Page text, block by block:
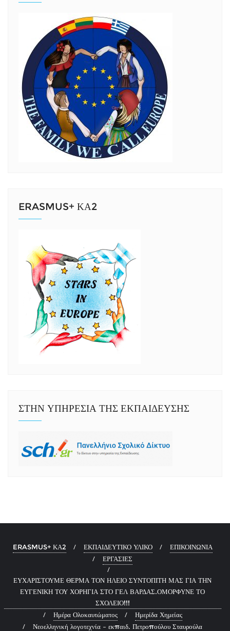
ERASMUS+ ΚΑ2
ΣΤΗΝ ΥΠΗΡΕΣΙΑ ΤΗΣ ΕΚΠΑΙΔΕΥΣΗΣ
ERASMUS+ ΚΑ2 ΕΚΠΑΙΔΕΥΤΙΚΟ ΥΛΙΚΟ
ΕΠΙΚΟΙΝΩΝΙΑ
ΕΡΓΑΣΙΕΣ
ΕΥΧΑΡΙΣΤΟΥΜΕ ΘΕΡΜΑ ΤΟΝ ΗΛΕΙΟ ΣΥΝΤΟΠΙΤΗ ΜΑΣ ΓΙΑ ΤΗΝ
ΕΥΓΕΝΙΚΗ ΤΟΥ ΧΟΡΗΓΙΑ ΣΤΟ ΓΕΛ ΒΑΡΔΑΣ.ΟΜΟΡΦΥΝΕ ΤΟ
ΣΧΟΛΕΙΟ!!!
Ημέρα Ολοκαυτώματος
Ημερίδα Χημείας
Νεοελληνική λογοτεχνία – εκπαιδ. Πετροπούλου Σταυρούλα